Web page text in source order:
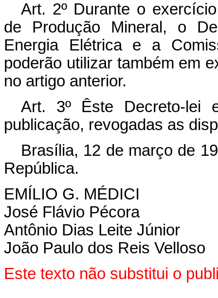
Art. 2º Durante o
de Produção Mineral, o
Energia Elétrica e a
poderão utilizar também em
no artigo anterior.
Art. 3º Êste Decreto-lei
publicação, revogadas as
Brasília, 12 de março de
República.
EMÍLIO G. MÉDICI
José Flávio Pécora
Antônio Dias Leite Júnior
João Paulo dos Reis Velloso
Este texto não substitui o